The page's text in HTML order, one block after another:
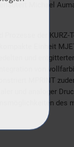
Michael
Prozesse der KURZ-
Einheit
und
von
MPRINT
und analoger
des